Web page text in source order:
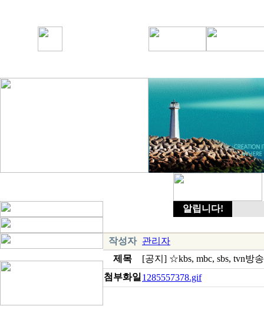
알립니다!
작성자
관리자
제목
[공지] ☆kbs, mbc, sbs, tvn방
첨부화일 1285557378.gif